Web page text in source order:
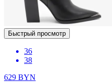
Быстрый просмотр
36
38
629 BYN